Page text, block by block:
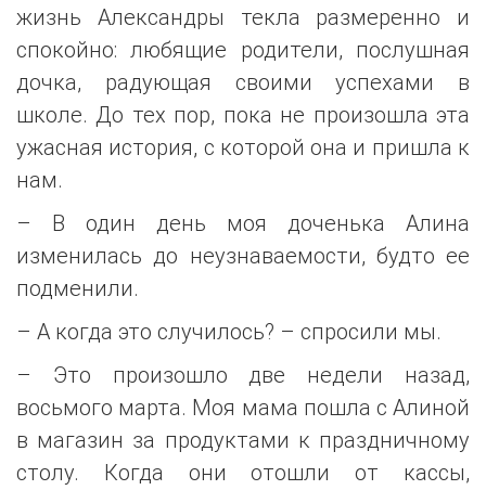
жизнь Александры текла размеренно и
спокойно: любящие родители, послушная
дочка, радующая своими успехами в
школе. До тех пор, пока не произошла эта
ужасная история, с которой она и пришла к
нам.
– В один день моя доченька Алина
изменилась до неузнаваемости, будто ее
подменили.
– А когда это случилось? – спросили мы.
– Это произошло две недели назад,
восьмого марта. Моя мама пошла с Алиной
в магазин за продуктами к праздничному
столу. Когда они отошли от кассы,